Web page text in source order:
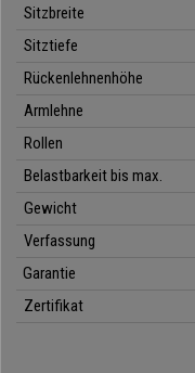
• Ergonomische
• Wippmechanik
• Elegantes, schlichtes Design
Sitzbreite
Sitztiefe
Rückenlehnenhöhe
Armlehne
Rollen
Belastbarkeit bis max.
Gewicht
Verfassung
Garantie
Zertifikat